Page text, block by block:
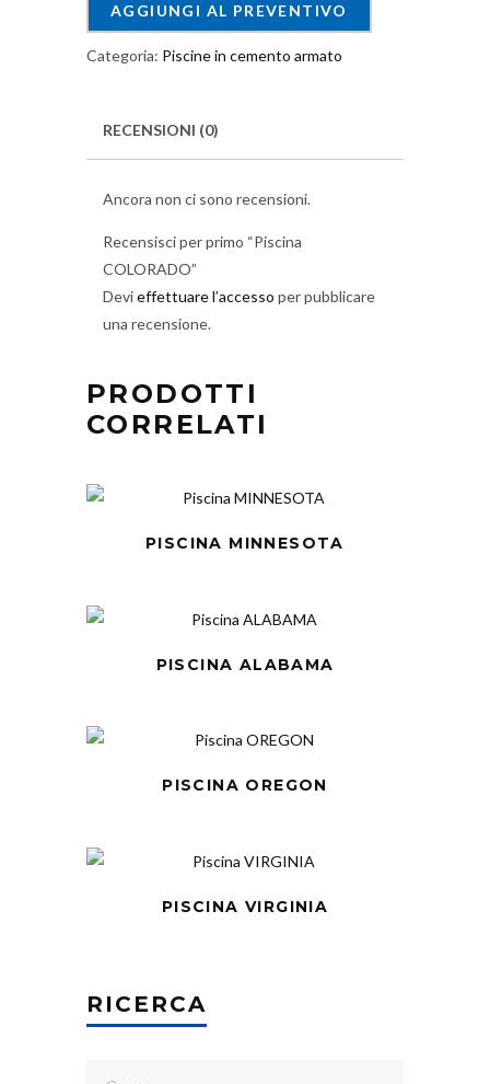
AGGIUNGI AL PREVENTIVO
Categoria: Piscine in cemento armato
RECENSIONI (0)
Ancora non ci sono recensioni.
Recensisci per primo “Piscina
COLORADO”
Devieffettuare l’accesso per pubblicare
una recensione.
PRODOTTI
CORRELATI
PISCINA MINNESOTA
PISCINA ALABAMA
PISCINA OREGON
PISCINA VIRGINIA
RICERCA